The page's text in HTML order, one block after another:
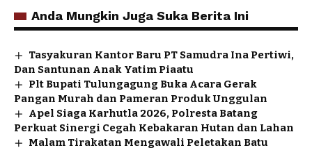
Anda Mungkin Juga Suka Berita Ini
Tasyakuran Kantor Baru PT Samudra Ina Pertiwi,
Dan Santunan Anak Yatim Piaatu
Plt Bupati Tulungagung Buka Acara Gerak
Pangan Murah dan Pameran Produk Unggulan
Apel Siaga Karhutla 2026, Polresta Batang
Perkuat Sinergi Cegah Kebakaran Hutan dan Lahan
Malam Tirakatan Mengawali Peletakan Batu